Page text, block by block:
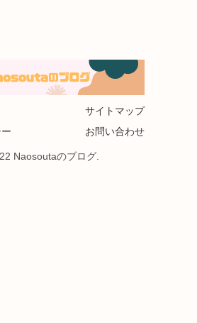
サイトマップ
お問い合わせ
Naosoutaのブログ.